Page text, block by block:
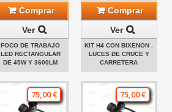
Comprar
Ver
FOCO DE TRABAJO
LED RECTANGULAR
DE 45W Y 3600LM
Comprar
Ver
KIT H4 CON BIXENON .
LUCES DE CRUCE Y
CARRETERA
75,00 € 75,00 €